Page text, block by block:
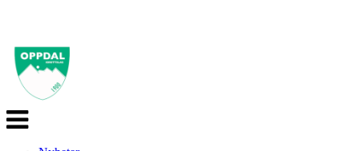
Veksle
navigasjon